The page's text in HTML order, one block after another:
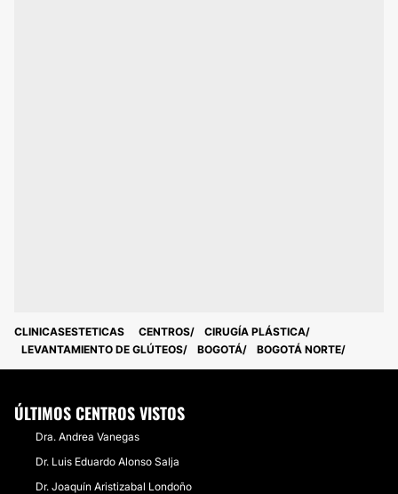
CLINICASESTETICAS CENTROS
CIRUGÍA PLÁSTICA
LEVANTAMIENTO DE GLÚTEOS
BOGOTÁ BOGOTÁ NORTE
ÚLTIMOS CENTROS VISTOS
Dra. Andrea Vanegas
Dr. Luis Eduardo Alonso Salja
Dr. Joaquín Aristizabal Londoño